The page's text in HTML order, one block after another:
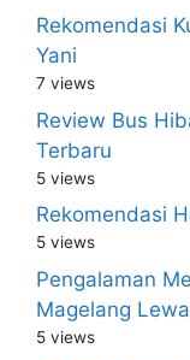
Rekomendasi
Yani
7 views
Review Bus
Terbaru
5 views
Rekomendasi
5 views
Pengalaman
Magelang
5 views